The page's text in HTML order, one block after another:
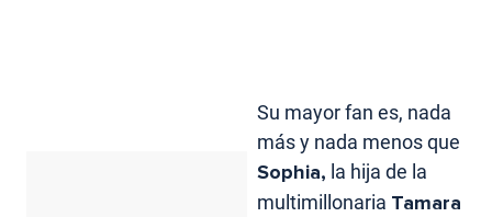
Su mayor fan es, nada
más y nada menos que
Sophia, la hija de la
multimillonaria Tamara